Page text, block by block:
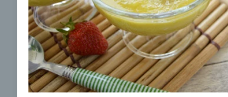
Odber noviniek a akcií
Odoslaním registrácie na Newsletter súhlasím
Ochrane osobných údajova súhlasím s nimi.